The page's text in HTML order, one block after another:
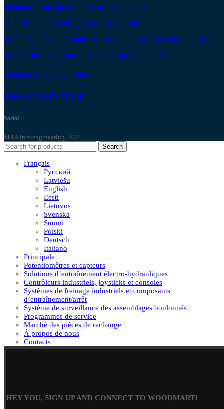
Solutions d'entraînement électro-hydrauliques
Contrôleurs industriels, joysticks et consoles
Systèmes de freinage industriels et composants d'entraînement/arrêt
Système de surveillance des assemblages boulonnés
Politique de confidentialité
FORMATION ET STAGE
Social
MAA intelengineering, 2021
Search
Français
Русский
Latviešu
English
Eesti
Lietuvos
Svenska
Suomi
Polski
Deutsch
Italiano
Principale
Potentiomètres et capteurs
Solutions d’entraînement électro-hydrauliques
Contrôleurs industriels, joysticks et consoles
Systèmes de freinage industriels et composants
d’entraînement/arrêt
Système de surveillance des assemblages boulonnés
Programmes de service
Marché des pièces de rechange
À propos de nous
Contacts
HEY YOU, SIGN UP AND CONNECT TO WOODMART!